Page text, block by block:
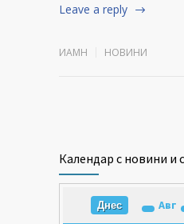
Leave a reply
ИАМН НОВИНИ
Календар с новини и
Днес Авг